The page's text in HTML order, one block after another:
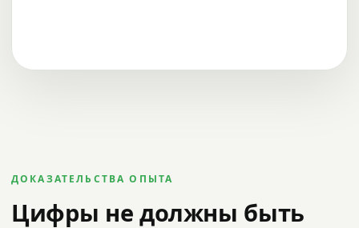
ДОКАЗАТЕЛЬСТВА ОПЫТА
Цифры не должны быть